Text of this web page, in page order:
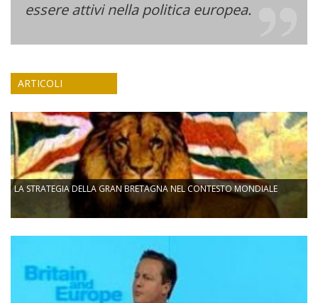
essere attivi nella politica europea.
ARTICOLI
LA STRATEGIA DELLA GRAN BRETAGNA NEL CONTESTO MONDIALE